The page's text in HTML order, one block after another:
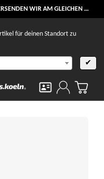
WIR AM GLEICHEN WERKTAG
für deinen Standort zu
✔